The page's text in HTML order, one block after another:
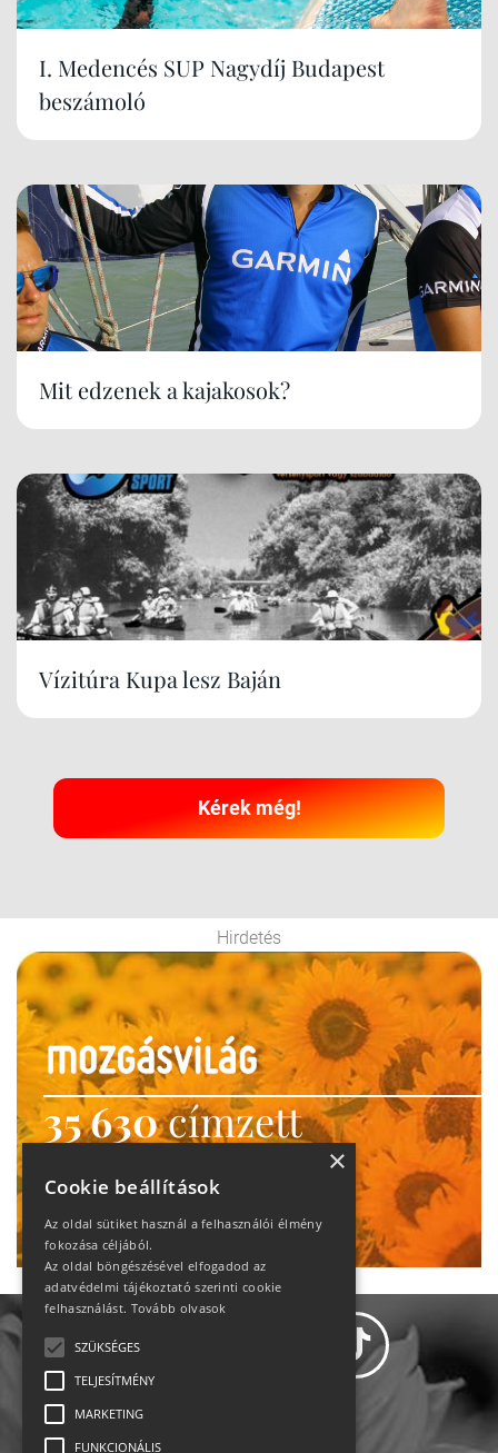
I. Medencés SUP Nagydíj Budapest
beszámoló
Mit edzenek a kajakosok?
Vízitúra Kupa lesz Baján
Kérek még!
Hirdetés
35 630címzett
heti motiváció
Ne maradj le!
×
Cookie beállítások
Az oldal sütiket használ a felhasználói élmény
fokozása céljából.
Az oldal böngészésével elfogadod az
adatvédelmi tájékoztató szerinti cookie
felhasználást. Tovább olvasok
SZÜKSÉGES
TELJESÍTMÉNY
MARKETING
FUNKCIONÁLIS